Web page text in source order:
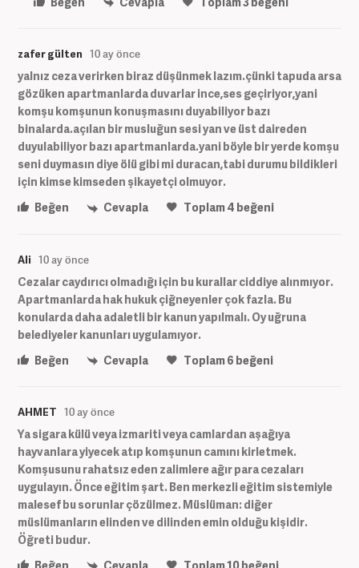
zafer gülten 10 ay önce
yalnız ceza verirken biraz düşünmek lazım.çünki tapuda arsa
gözüken apartmanlarda duvarlar ince,ses geçiriyor,yani
komşu komşunun konuşmasını duyabiliyor bazı
binalarda.açılan bir musluğun sesi yan ve üst daireden
duyulabiliyor bazı apartmanlarda.yani böyle bir yerde komşu
seni duymasın diye ölü gibi mi duracan,tabi durumu bildikleri
için kimse kimseden şikayetçi olmuyor.
Beğen
Cevapla Toplam4 beğeni
Ali 10 ay önce
Cezalar caydırıcı olmadığı için bu kurallar ciddiye alınmıyor.
Apartmanlarda hak hukuk çiğneyenler çok fazla. Bu
konularda daha adaletli bir kanun yapılmalı. Oy uğruna
belediyeler kanunları uygulamıyor.
Beğen
Cevapla Toplam6 beğeni
AHMET 10 ay önce
Ya sigara külü veya izmariti veya camlardan aşağıya
hayvanlara yiyecek atıp komşunun camını kirletmek.
Komşusunu rahatsız eden zalimlere ağır para cezaları
uygulayın. Önce eğitim şart. Ben merkezli eğitim sistemiyle
malesef bu sorunlar çözülmez. Müslüman: diğer
müslümanların elinden ve dilinden emin olduğu kişidir.
Öğreti budur.